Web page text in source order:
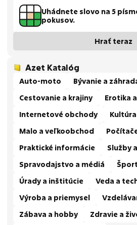
Uhádnete slovo na 5
pokusov.
Hrať teraz
Azet Katalóg
Auto-moto
Bývanie a
Cestovanie a krajiny
Erotika
Internetové obchody
Malo a veľkoobchod
Praktické informácie
Služby
Spravodajstvo a médiá
Šport
Úrady a inštitúcie
Veda a
Výroba a priemysel
Zábava a hobby
Zdravie a